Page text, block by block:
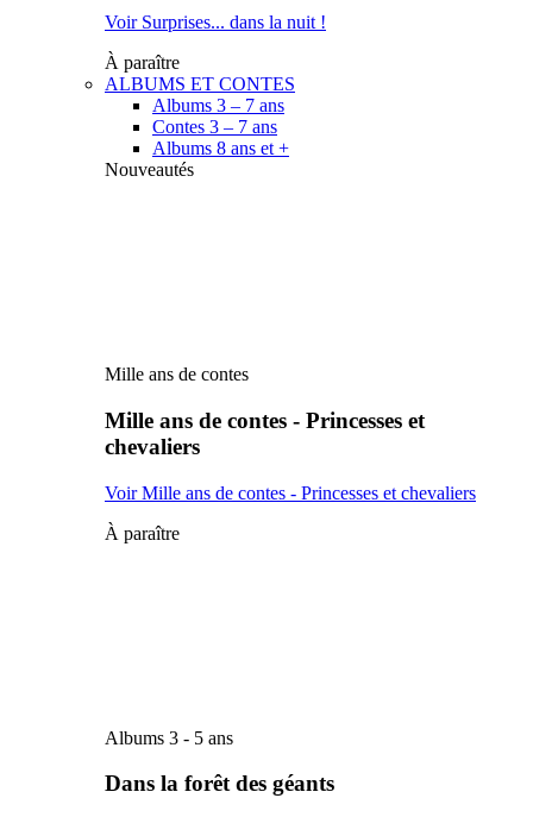
Voir Surprises... dans la nuit !
À paraître
ALBUMS ET CONTES
Albums 3 – 7 ans
Contes 3 – 7 ans
Albums 8 ans et +
Nouveautés
Mille ans de contes
Mille ans de contes - Princesses et
chevaliers
Voir Mille ans de contes - Princesses et chevaliers
À paraître
Albums 3 - 5 ans
Dans la forêt des géants